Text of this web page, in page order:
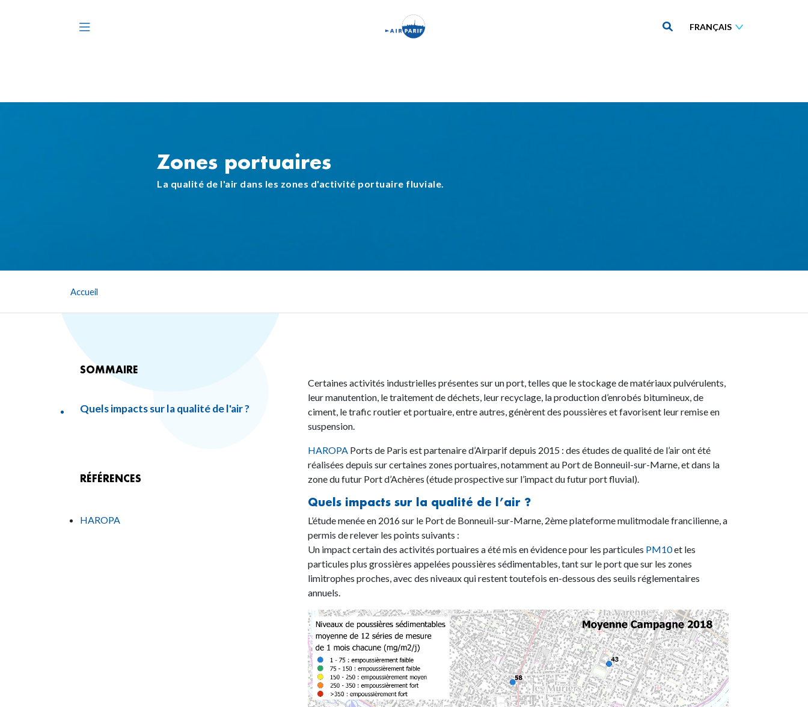
au
contenu
Zones portuaires
La qualité de l'air dans les zones d'activité portuaire fluviale.
Accueil
Certaines activités industrielles présentes sur un port, telles que le stockage de matériaux pulvérulents,
leur manutention, le traitement de déchets, leur recyclage, la production d’enrobés bitumineux, de
ciment, le trafic routier et portuaire, entre autres, génèrent des poussières et favorisent leur remise en
suspension.
HAROPAPorts de Paris est partenaire d’Airparif depuis 2015 : des études de qualité de l’air ont été
réalisées depuis sur certaines zones portuaires, notamment au Port de Bonneuil-sur-Marne, et dans la
zone du futur Port d’Achères (étude prospective sur l’impact du futur port fluvial).
Quels impacts sur la qualité de l’air ?
L’étude menée en 2016 sur le Port de Bonneuil-sur-Marne, 2ème plateforme mulitmodale francilienne, a
permis de relever les points suivants :
Un impact certain des activités portuaires a été mis en évidence pour les particules PM10et les
particules plus grossières appelées poussières sédimentables, tant sur le port que sur les zones
limitrophes proches, avec des niveaux qui restent toutefois en-dessous des seuils réglementaires
annuels.
SOMMAIRE
Quels impacts sur la qualité de l'air ?
RÉFÉRENCES
HAROPA